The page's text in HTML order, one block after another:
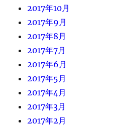
2017年10月
2017年9月
2017年8月
2017年7月
2017年6月
2017年5月
2017年4月
2017年3月
2017年2月